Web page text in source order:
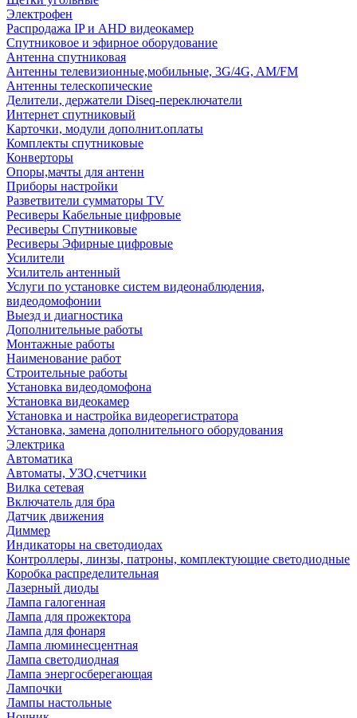
Электрофен
Распродажа IP и AHD видеокамер
Спутниковое и эфирное оборудование
Антенна спутниковая
Антенны телевизионные,мобильные, 3G/4G, AM/FM
Антенны телескопические
Делители, держатели Diseq-переключатели
Интернет спутниковый
Карточки, модули дополнит.оплаты
Комплекты спутниковые
Конверторы
Опоры,мачты для антенн
Приборы настройки
Разветвители сумматоры TV
Ресиверы Кабельные цифровые
Ресиверы Спутниковые
Ресиверы Эфирные цифровые
Усилители
Усилитель антенный
Услуги по установке систем видеонаблюдения,
видеодомофонии
Выезд и диагностика
Дополнительные работы
Монтажные работы
Наименование работ
Строительные работы
Установка видеодомофона
Установка видеокамер
Установка и настройка видеорегистратора
Установка, замена дополнительного оборудования
Электрика
Автоматика
Автоматы, УЗО,счетчики
Вилка сетевая
Включатель для бра
Датчик движения
Диммер
Индикаторы на светодиодах
Контроллеры, линзы, патроны, комплектующие светодиодные
Коробка распределительная
Лазерный диоды
Лампа галогенная
Лампа для прожектора
Лампа для фонаря
Лампа люминесцентная
Лампа светодиодная
Лампа энергосберегающая
Лампочки
Лампы настольные